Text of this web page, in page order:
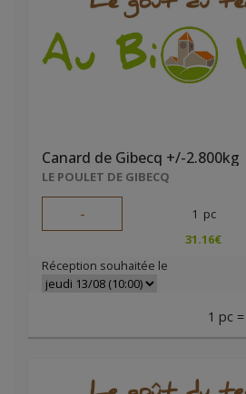
Canard de Gibecq +/-2.800kg
LE POULET DE GIBECQ
- 1 pc
31.16€
Réception souhaitée le
1 pc